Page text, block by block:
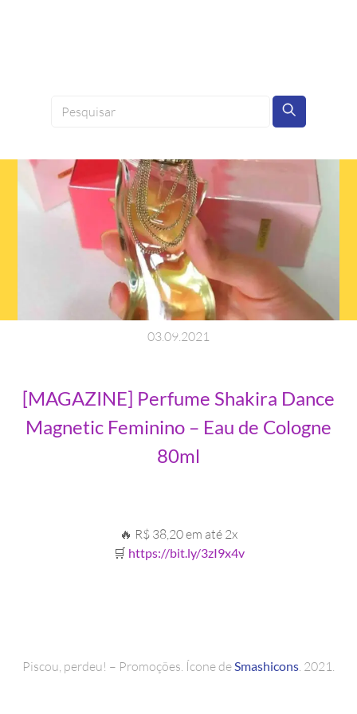
0309 2021
[MAGAZINE] Perfume Shakira Dance
Magnetic Feminino – Eau de Cologne
80ml
🔥 R$ 38,20 em até 2x
🛒 https://bit.ly/3zI9x4v
Piscou, perdeu! – Promoções. Ícone de Smashicons . 2021.